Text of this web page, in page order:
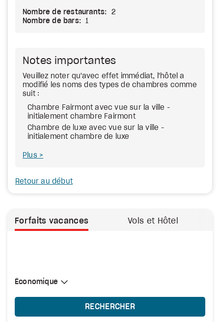
Nombre de restaurants:
2
Nombre de bars:
1
Notes importantes
Veuillez noter qu'avec effet immédiat, l'hôtel a
modifié les noms des types de chambres comme
suit :
Chambre Fairmont avec vue sur la ville -
initialement chambre Fairmont
Chambre de luxe avec vue sur la ville -
initialement chambre de luxe
Plus
Retour au début
Forfaits vacances Vols et Hôtel
Sélectionner une cabine
Économique
Économique
RECHERCHER